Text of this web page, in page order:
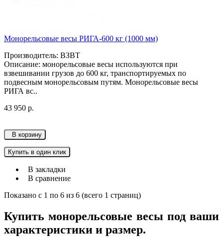
Монорельсовые весы РИГА-600 кг (1000 мм)
Производитель: ВЗВТ
Описание: монорельсовые весы используютcя при
взвешивании грузов до 600 кг, транспортируемых по
подвесным монорельсовым путям. Монорельсовые весы
РИГА вс..
43 950 р.
В корзину
Купить в один клик
В закладки
В сравнение
Показано с 1 по 6 из 6 (всего 1 страниц)
Купить монорельсовые весы под ваши
характеристики и размер.